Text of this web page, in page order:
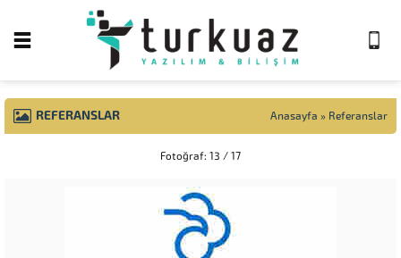
REFERANSLAR Anasayfa » Referanslar
Fotoğraf: 13 / 17